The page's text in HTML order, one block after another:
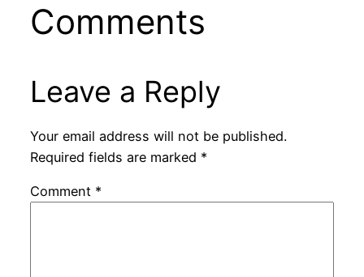
Comments
Leave a Reply
Your email address will not be published.
Required fields are marked *
Comment *